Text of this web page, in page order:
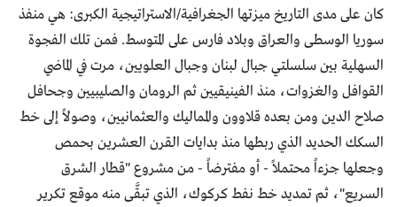
كان على مدى التاريخ ميزتها الجغرافية/الاستراتيجية الكبرى: هي منفذ
سوريا الوسطى والعراق وبلاد فارس على المتوسط. فمن تلك الفجوة
السهلية بين سلسلتي جبال لبنان وجبال العلويين، مرت في الماضي
القوافل والغزوات، منذ الفينيقيين ثم الرومان والصليبيين وجحافل
صلاح الدين ومن بعده قلاوون والمماليك والعثمانيين، وصولاً إلى خط
السكك الحديد الذي ربطها منذ بدايات القرن العشرين بحمص
وجعلها جزءاً محتملاً - أو مفترضاً - من مشروع "قطار الشرق
السريع"، ثم تمديد خط نفط كركوك، الذي تبقَّى منه موقع تكرير